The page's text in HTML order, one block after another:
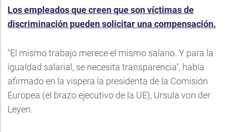
Los empleados que creen que son víctimas de
discriminación pueden solicitar una compensación.
"El mismo trabajo merece el mismo salario. Y para la
igualdad salarial, se necesita transparencia", había
afirmado en la víspera la presidenta de la Comisión
Europea (el brazo ejecutivo de la UE), Ursula von der
Leyen.